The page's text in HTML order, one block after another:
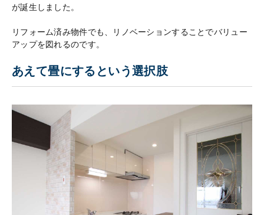
が誕生しました。
リフォーム済み物件でも、リノベーションすることでバリュー
アップを図れるのです。
あえて畳にするという選択肢